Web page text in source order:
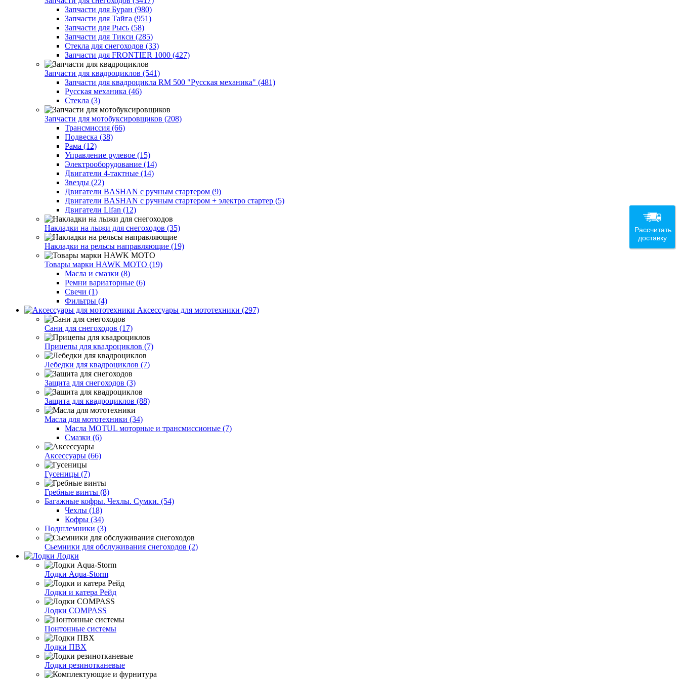
Запчасти для Буран (980)
Запчасти для Тайга (951)
Запчасти для Рысь (58)
Запчасти для Тикси (285)
Стекла для снегоходов (33)
Запчасти для FRONTIER 1000 (427)
Запчасти для квадроциклов (541)
Запчасти для квадроцикла RM 500 "Русская механика" (481)
Русская механика (46)
Стекла (3)
Запчасти для мотобуксировщиков (208)
Трансмиссия (66)
Подвеска (38)
Рама (12)
Управление рулевое (15)
Электрооборудование (14)
Двигатели 4-тактные (14)
Звезды (22)
Двигатели BASHAN с ручным стартером (9)
Двигатели BASHAN с ручным стартером + электро стартер (5)
Двигатели Lifan (12)
Накладки на лыжи для снегоходов (35)
Накладки на рельсы направляющие (19)
Товары марки HAWK MOTO (19)
Масла и смазки (8)
Ремни вариаторные (6)
Свечи (1)
Фильтры (4)
Аксессуары для мототехники (297)
Сани для снегоходов (17)
Прицепы для квадроциклов (7)
Лебедки для квадроциклов (7)
Защита для снегоходов (3)
Защита для квадроциклов (88)
Масла для мототехники (34)
Масла MOTUL моторные и трансмиссионые (7)
Смазки (6)
Аксессуары (66)
Гусеницы (7)
Гребные винты (8)
Багажные кофры. Чехлы. Сумки. (54)
Чехлы (18)
Кофры (34)
Подшлемники (3)
Сьемники для обслуживания снегоходов (2)
Лодки
Лодки Aqua-Storm
Лодки и катера Рейд
Лодки COMPASS
Понтонные системы
Лодки ПВХ
Лодки резинотканевые
Рассчитать
доставку